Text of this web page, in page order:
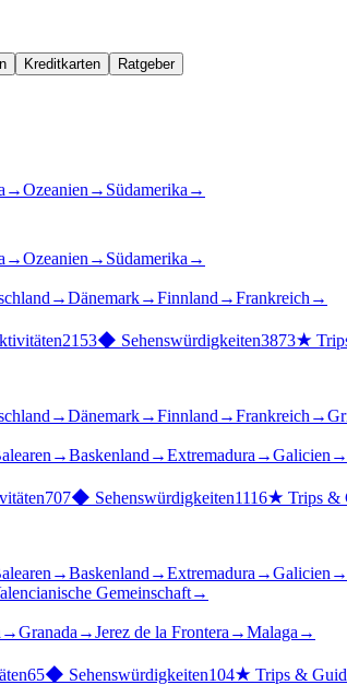
Kreditkarten Ratgeber
→Ozeanien → Südamerika →
→Ozeanien → Südamerika →
→Dänemark→Finnland →Frankreich →
2153◆ Sehenswürdigkeiten3873★
→Dänemark→Finnland →Frankreich →
→Baskenland →Extremadura →Galicien →
707◆ Sehenswürdigkeiten1116★ Trips &
→Baskenland →Extremadura →Galicien →
Gemeinschaft→
→Granada →Jerez de la Frontera →Malaga →
65◆ Sehenswürdigkeiten104★ Trips &